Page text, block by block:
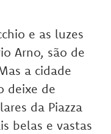
e as luzes
Arno, são de
a cidade
deixe de
da Piazza
belas e vastas